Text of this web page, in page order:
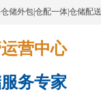
储外包|仓配一体|仓储配
营中心​​​​​​​​​​​​​​​​​
务专家